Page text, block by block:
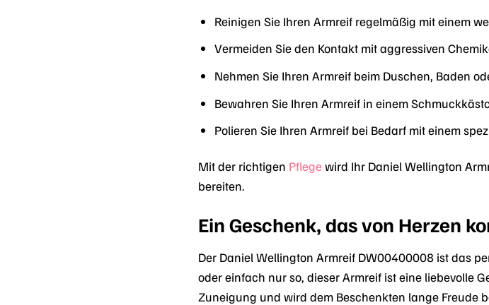
Reinigen Sie Ihren Armreif regelmäßig mit einem
Vermeiden Sie den Kontakt mit aggressiven
Nehmen Sie Ihren Armreif beim Duschen, Baden
Bewahren Sie Ihren Armreif in einem
Polieren Sie Ihren Armreif bei Bedarf mit einem
Mit der richtigen Pflegewird Ihr Daniel Wellington
bereiten.
Ein Geschenk, das von Herzen
Der Daniel Wellington Armreif DW00400008 ist das
oder einfach nur so, dieser Armreif ist eine liebevolle
Zuneigung und wird dem Beschenkten lange Freude